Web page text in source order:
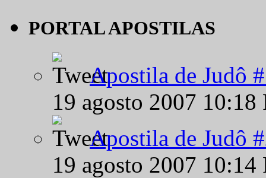
PORTAL APOSTILAS
Apostila de Judô
19 agosto 2007
Apostila de Judô
19 agosto 2007